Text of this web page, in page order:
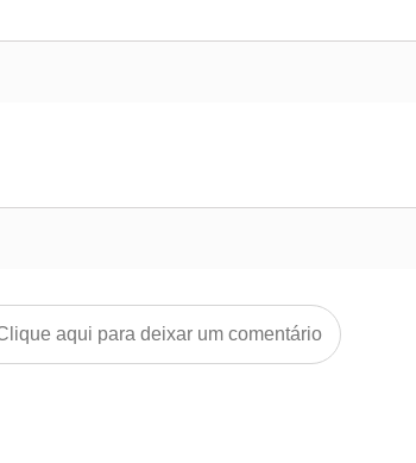
aqui para deixar um comentário